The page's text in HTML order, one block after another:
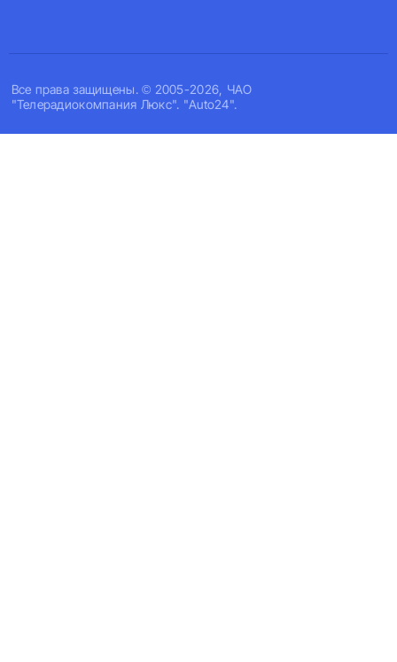
Все права защищены. © 2005-2026, ЧАО
"Телерадиокомпания Люкс". "Auto24".